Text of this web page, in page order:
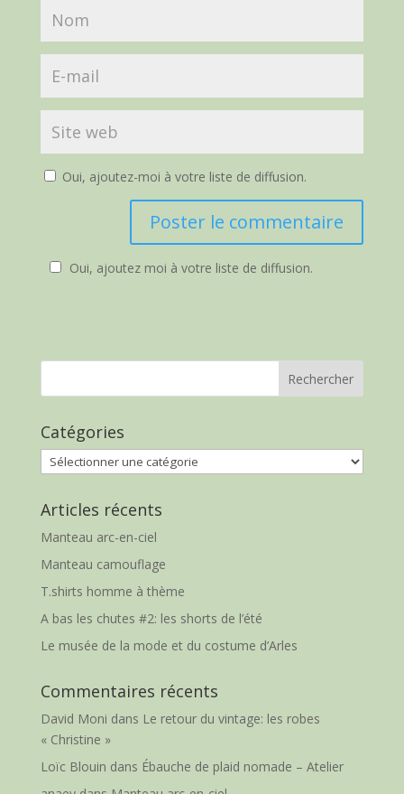
Oui, ajoutez-moi à votre liste de diffusion.
Oui, ajoutez moi à votre liste de diffusion.
Catégories
Catégories
Articles récents
Manteau arc-en-ciel
Manteau camouflage
T.shirts homme à thème
A bas les chutes #2: les shorts de l’été
Le musée de la mode et du costume d’Arles
Commentaires récents
David Moni dans Le retour du vintage: les robes
« Christine »
Loïc Blouin dans Ébauche de plaid nomade – Atelier